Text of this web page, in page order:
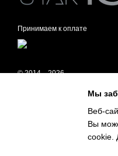
Принимаем к оплате
© 2014—2026
Интернет-магазин создан с
Мы
Веб-
Вы
cookie.